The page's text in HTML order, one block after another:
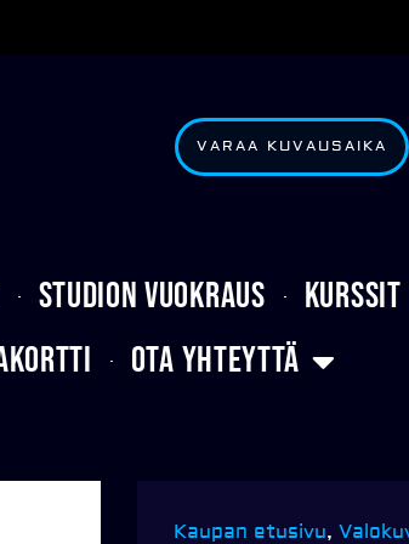
VARAA KUVAUSAIKA
Studion vuokraus Kurssit
Ota yhteyttä
Kaupan etusivu,